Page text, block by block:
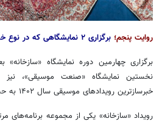
روایت پنجم؛ برگزاری ۲ نمایشگاهی که در نوع خود مهم بودند
برگزاری چهارمین دوره نمایشگاه «سازخانه»
نخستین نمایشگاه «صنعت موسیقی»، نیز
خبرسازترین رویدادهای موسیقی سال ۱۴۰۲ به حساب
رویداد «سازخانه» یکی از مجموعه برنامه‌های